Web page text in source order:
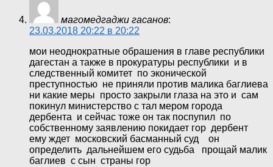
магомедгаджи гасанов:
23.03.2018 20:22 в 20:22
мои неоднократные обрашения в главе республики
дагестан а также в прокуратуры республики и в
следственный комитет по эконической
преступностью не приняли против малика баглиева
ни какие меры просто закрыли глаза на это и сам
покинул министерство с тал мером города
дербента и сейчас тоже он так поспупил по
собственному заявлению покидает гор дербент
ему ждет московский басманный суд он
определить дальнейшем его судьба прощай малик
баглиев с сын страны гор